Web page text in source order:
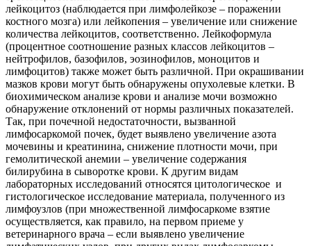
лейкоцитоз (наблюдается при лимфолейкозе – поражении
костного мозга) или лейкопения – увеличение или снижение
количества лейкоцитов, соответственно. Лейкоформула
(процентное соотношение разных классов лейкоцитов –
нейтрофилов, базофилов, эозинофилов, моноцитов и
лимфоцитов) также может быть различной. При окрашивании
мазков крови могут быть обнаружены опухолевые клетки. В
биохимическом анализе крови и анализе мочи возможно
обнаружение отклонений от нормы различных показателей.
Так, при почечной недостаточности, вызванной
лимфосаркомой почек, будет выявлено увеличение азота
мочевины и креатинина, снижение плотности мочи, при
гемолитической анемии – увеличение содержания
билирубина в сыворотке крови. К другим видам
лабораторных исследований относятся цитологическое и
гистологическое исследование материала, полученного из
лимфоузлов (при множественной лимфосаркоме взятие
осуществляется, как правило, на первом приеме у
ветеринарного врача – если выявлено увеличение